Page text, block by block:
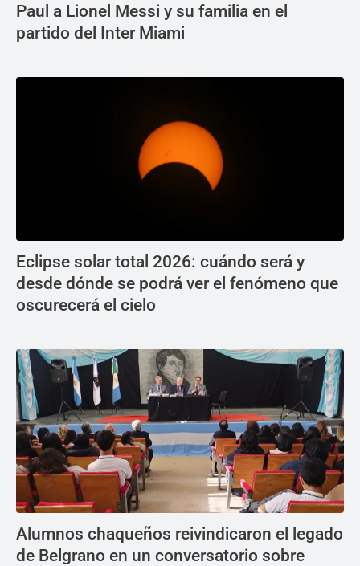
Paul a Lionel Messi y su familia en el
partido del Inter Miami
Eclipse solar total 2026: cuándo será y
desde dónde se podrá ver el fenómeno que
oscurecerá el cielo
Alumnos chaqueños reivindicaron el legado
de Belgrano en un conversatorio sobre